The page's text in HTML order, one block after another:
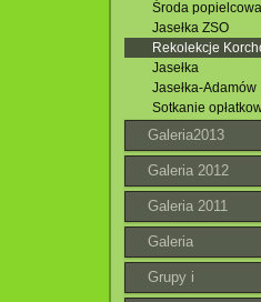
Środa popielcowa
Jasełka ZSO
Rekolekcje
Jasełka
Jasełka-Adamów
Sotkanie
Galeria2013
Galeria 2012
Galeria 2011
Galeria
Grupy i